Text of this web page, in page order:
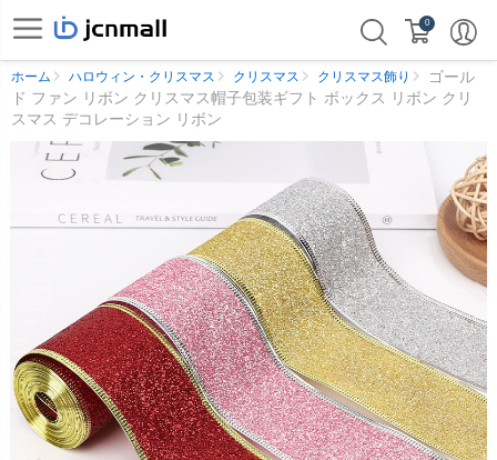
0
ホーム ハロウィン・クリスマス クリスマス クリスマス飾り
ゴール
ド ファン リボン クリスマス帽子包装ギフト ボックス リボン クリ
スマス デコレーション リボン